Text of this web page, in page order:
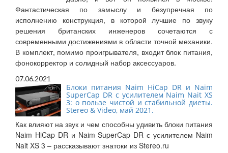
Фантастическая по замыслу и безупречная по
исполнению конструкция, в которой лучшие по звуку
решения британских инженеров сочетаются с
современными достижениями в области точной механики.
В комплект, помимо проигрывателя, входит блок питания,
фонокорректор и солидный набор аксессуаров.
07.06.2021
Блоки питания Naim HiCap DR и Naim
SuperCap DR с усилителем Naim Nait XS
3: о пользе чистой и стабильной диеты.
Stereo & Video, май 2021.
Как влияют на звук и чем способны удивить блоки питания
Naim HiCap DR и Naim SuperCap DR с усилителем Naim
Nait XS 3 – рассказывают знатоки из Stereo.ru